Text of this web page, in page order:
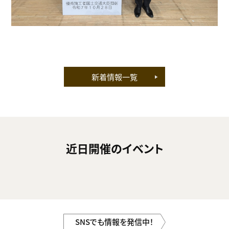
新着情報一覧
近日開催のイベント
SNSでも情報を発信中！